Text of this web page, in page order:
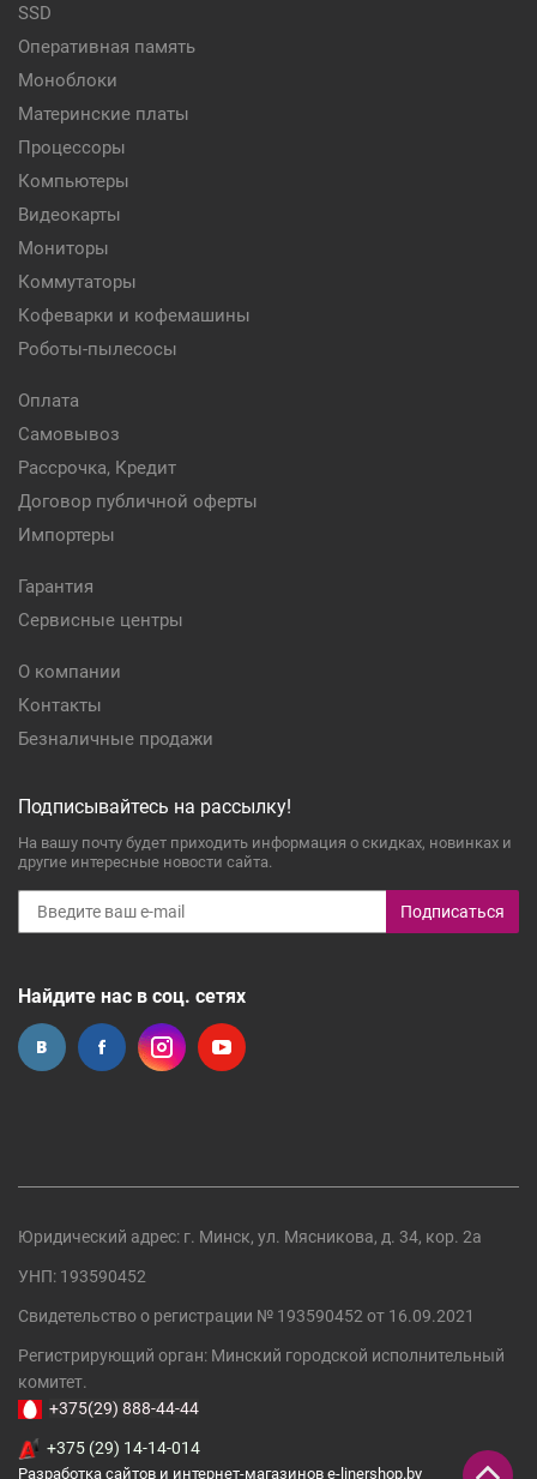
SSD
Оперативная память
Моноблоки
Материнские платы
Процессоры
Компьютеры
Видеокарты
Мониторы
Коммутаторы
Кофеварки и кофемашины
Роботы-пылесосы
Оплата
Самовывоз
Рассрочка, Кредит
Договор публичной оферты
Импортеры
Гарантия
Сервисные центры
О компании
Контакты
Безналичные продажи
Подписывайтесь на рассылку!
На вашу почту будет приходить информация о скидках, новинках и
другие интересные новости сайта.
Подписаться
Найдите нас в соц. сетях
Юридический адрес: г. Минск, ул. Мясникова, д. 34, кор. 2а
УНП: 193590452
Свидетельство о регистрации № 193590452 от 16.09.2021
Регистрирующий орган: Минский городской исполнительный
комитет.
+375(29) 888-44-44
+375 (29) 14-14-014
Разработка сайтов и интернет-магазинов e-linershop.by